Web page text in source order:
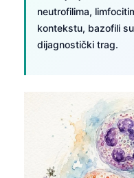
neutrofilima,
kontekstu, bazofili
dijagnostički trag.
ဗမာစာ
ភាសាខ្មែរ
Kiswahili
አማርኛ
Català
Қазақ тілі